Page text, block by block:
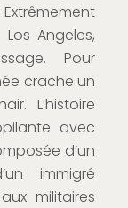
Angeles,
Pour
crache un
L’histoire
avec
d’un
immigré
militaires